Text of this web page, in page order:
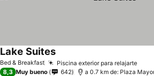
Bed & Breakfast Piscina exterior para relajarteVer
Lake SuitesVer precios
8,3 Muy bueno 642 a 0.7 km de: Plaza